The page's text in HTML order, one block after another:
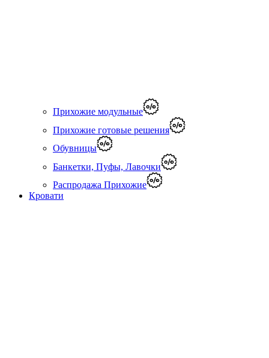
Прихожие модульные
Прихожие готовые решения
Обувницы
Банкетки, Пуфы, Лавочки
Распродажа Прихожие
Кровати